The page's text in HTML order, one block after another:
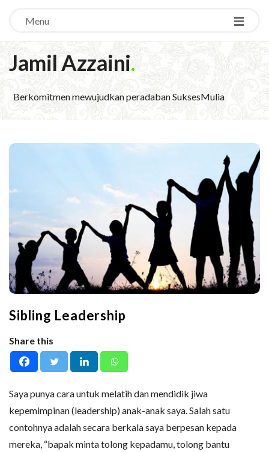
Menu
Jamil Azzaini.
Berkomitmen mewujudkan peradaban SuksesMulia
Sibling Leadership
Share this
Saya punya cara untuk melatih dan mendidik jiwa
kepemimpinan (leadership) anak-anak saya. Salah satu
contohnya adalah secara berkala saya berpesan kepada
mereka, “bapak minta tolong kepadamu, tolong bantu